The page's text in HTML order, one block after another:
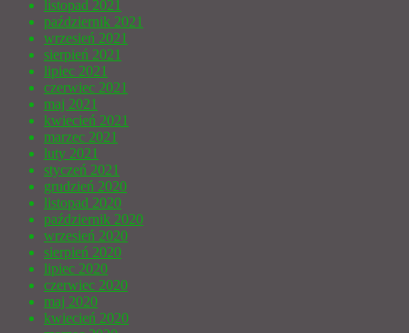
listopad 2021
październik 2021
wrzesień 2021
sierpień 2021
lipiec 2021
czerwiec 2021
maj 2021
kwiecień 2021
marzec 2021
luty 2021
styczeń 2021
grudzień 2020
listopad 2020
październik 2020
wrzesień 2020
sierpień 2020
lipiec 2020
czerwiec 2020
maj 2020
kwiecień 2020